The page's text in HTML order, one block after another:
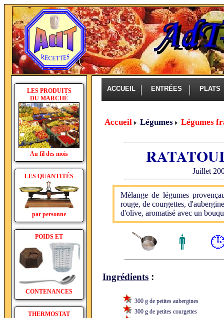
LES PRODUITS
DU MARCHÉ
Au fil des mois
LES QUANTITÉS
par personne
POIDS ET
CONTENANCES
THERMOSTAT
ACCUEIL ENTRÉES PLATS
Accueil Légumes Légumes
Juillet
Mélange de légumes
rouge, de courgettes,
d'olive, aromatisé avec un
Ingrédients :
300 g de petites aubergines
300 g de petites courgettes